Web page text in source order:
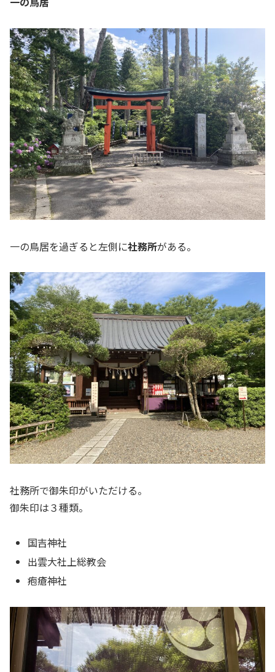
一の鳥居を過ぎると左側に社務所がある。
社務所で御朱印がいただける。
御朱印は３種類。
国吉神社
出雲大社上総教会
疱瘡神社